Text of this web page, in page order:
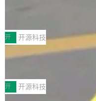
MPComm将作为一种传输
ENT，实现零拷贝传输性能
传输性能最高提升5倍。
于自研UCL-Engine通信引
持续开源更多基于UCL-
件。 腾讯网平团队在UCL-
型案例入选名单》，深信服“
开源 AI 编程平台 CoStrict
创新与落地成效成功入选。
助力企业AI研发安全落地
经开始引入 AI Coding 工具
型或企业内部部署模型提升
开 开源科技
深信服AI算力网关入选工
前不久，工业和信息化部正
智能应用典型案例名单》，
各领域的应用成果，覆盖技
开 开源科技